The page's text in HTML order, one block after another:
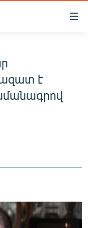
է